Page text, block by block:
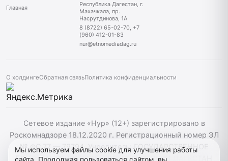
Главная
Республика Дагестан, г.
Махачкала, пр.
Насрутдинова, 1А
8 (8722) 65-02-70, +7
(960) 412-01-83
nur@etnomediadag.ru
О холдингеОбратная связьПолитика конфиденциальности
Сетевое издание «Нур» (12+) зарегистрировано в
Роскомнадзоре 18.12.2020 г. Регистрационный номер ЭЛ
№ ФС 77 — 79794. Учредитель: ГОСУДАРСТВЕННОЕ
БЮДЖЕТНОЕ УЧРЕЖДЕНИЕ РЕСПУБЛИКИ ДАГЕСТАН
Мы используем файлы cookie для улучшения работы